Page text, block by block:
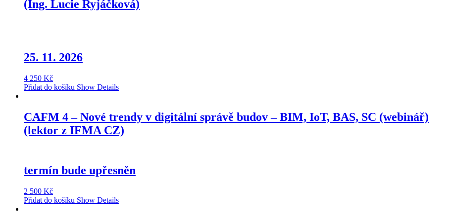
(Ing. Lucie Ryjáčková)
25. 11. 2026
4 250 Kč
Přidat do košíku Show Details
CAFM 4 – Nové trendy v digitální správě budov – BIM, IoT, BAS, SC (webinář)
(lektor z IFMA CZ)
termín bude upřesněn
2 500 Kč
Přidat do košíku Show Details